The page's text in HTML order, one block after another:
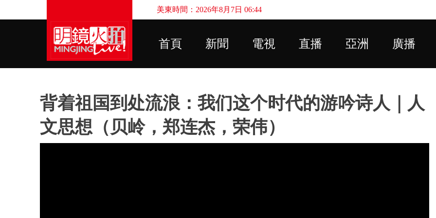
美東時間：2026年8月7日 06:44
首頁 新聞 電視 直播 亞洲 廣播
背着祖国到处流浪：我们这个时代的游吟诗人｜人
文思想（贝岭，郑连杰，荣伟）